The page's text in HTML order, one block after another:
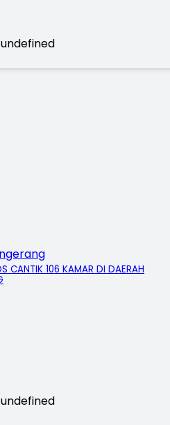
CANTIK 106 KAMAR DI DAERAH